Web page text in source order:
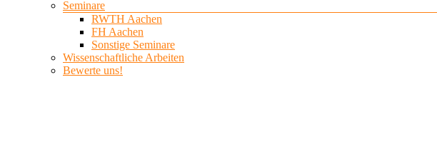
Seminare
RWTH Aachen
FH Aachen
Sonstige Seminare
Wissenschaftliche Arbeiten
Bewerte uns!